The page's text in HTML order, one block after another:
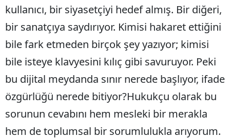
Erzurum
Eskişehir
Gaziantep
Giresun
Gümüşhane
Hakkari
Hatay
kullanıcı, bir siyasetçiyi hedef almış. Bir diğeri,
bir sanatçıya saydırıyor. Kimisi hakaret ettiğini
bile fark etmeden birçok şey yazıyor; kimisi
bile isteye klavyesini kılıç gibi savuruyor. Peki
bu dijital meydanda sınır nerede başlıyor, ifade
özgürlüğü nerede bitiyor?Hukukçu olarak bu
sorunun cevabını hem mesleki bir merakla
hem de toplumsal bir sorumlulukla arıyorum.